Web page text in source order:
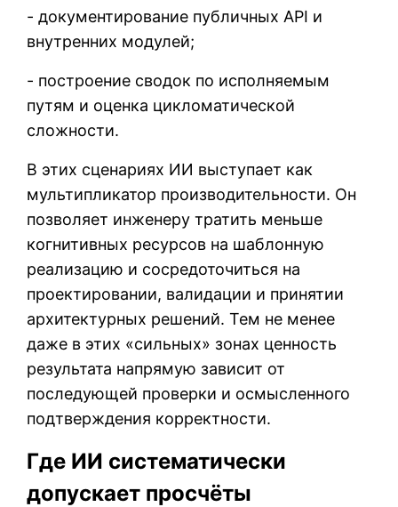
- документирование публичных API и
внутренних модулей;
- построение сводок по исполняемым
путям и оценка цикломатической
сложности.
В этих сценариях ИИ выступает как
мультипликатор производительности. Он
позволяет инженеру тратить меньше
когнитивных ресурсов на шаблонную
реализацию и сосредоточиться на
проектировании, валидации и принятии
архитектурных решений. Тем не менее
даже в этих «сильных» зонах ценность
результата напрямую зависит от
последующей проверки и осмысленного
подтверждения корректности.
Где ИИ систематически
допускает просчёты